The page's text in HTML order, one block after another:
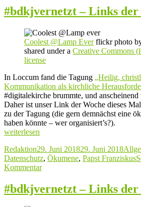
#bdkjvernetzt – Links der
Coolest @Lamp Everflickr photo
shared under a Creative Commons (
license
In Loccum fand die Tagung „Heilig,
Kommunikation als kirchliche
#digitalekirche brummte, und anscheinend
Daher ist unser Link der Woche dieses
zu der Tagung (die gern demnächst eine
haben könnte – wer organisiert’s?).
„#bdkjvernetzt
Links
der
Woche
weiterlesen
Autor
RedaktionVeröffentlicht
am
29. Juni 201829. Juni 2018
Datenschutz, Ökumene, Papst Franziskus
Kommentarzu
Links
#bdkjvernetzt – Links der